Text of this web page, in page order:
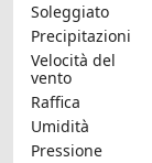
Soleggiato
Precipitazioni
Velocità del
vento
Raffica
Umidità
Pressione